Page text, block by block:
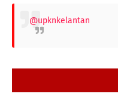
@upknkelantan